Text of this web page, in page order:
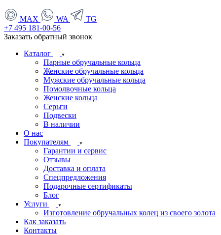
MAX WA
TG
+7 495 181-00-56
Заказать обратный звонок
Каталог
Парные обручальные кольца
Женские обручальные кольца
Мужские обручальные кольца
Помолвочные кольца
Женские кольца
Серьги
Подвески
В наличии
О нас
Покупателям
Гарантии и сервис
Отзывы
Доставка и оплата
Спецпредложения
Подарочные сертификаты
Блог
Услуги
Изготовление обручальных колец из своего золота
Как заказать
Контакты